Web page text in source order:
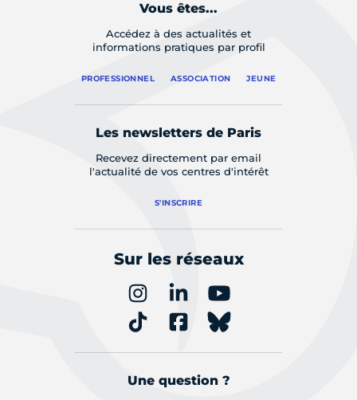
Vous êtes...
Accédez à des actualités et
informations pratiques par profil
PROFESSIONNEL ASSOCIATION JEUNE
Les newsletters de Paris
Recevez directement par email
l'actualité de vos centres d'intérêt
S'INSCRIRE
Sur les réseaux
Une question ?